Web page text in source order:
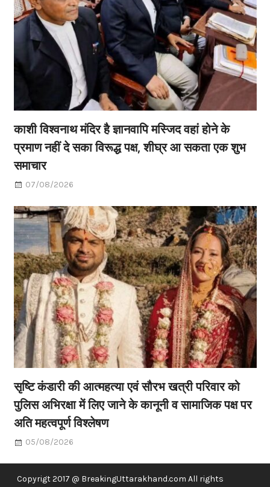
काशी विश्वनाथ मंदिर है ज्ञानवापि मस्जिद वहां होने के
प्रमाण नहीं दे सका विरूद्ध पक्ष, शीघ्र आ सकता एक शुभ
समाचार
07/08/2026
सृष्टि कंडारी की आत्महत्या एवं सौरभ खत्री परिवार को
पुलिस अभिरक्षा में लिए जाने के कानूनी व सामाजिक पक्ष पर
अति महत्वपूर्ण विश्लेषण
05/08/2026
Copyrigt 2017 @ BreakingUttarakhand.com All rights